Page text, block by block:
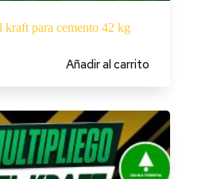
kraft para cemento 42 kg
Añadir al carrito